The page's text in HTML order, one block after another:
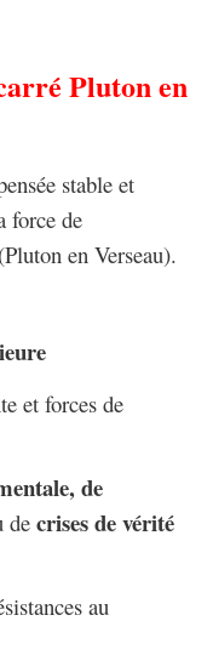
Pluton en
stable et
force de
en Verseau).
et forces de
de
decrises de vérité
au